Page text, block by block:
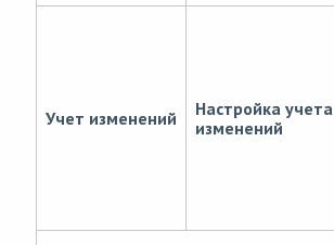
Учет изменений
Настройка учета
изменений